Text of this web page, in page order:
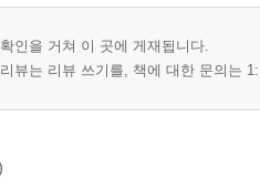
인을 거쳐 이 곳에 게재됩니다.
뷰는 리뷰 쓰기를, 책에 대한 문의는